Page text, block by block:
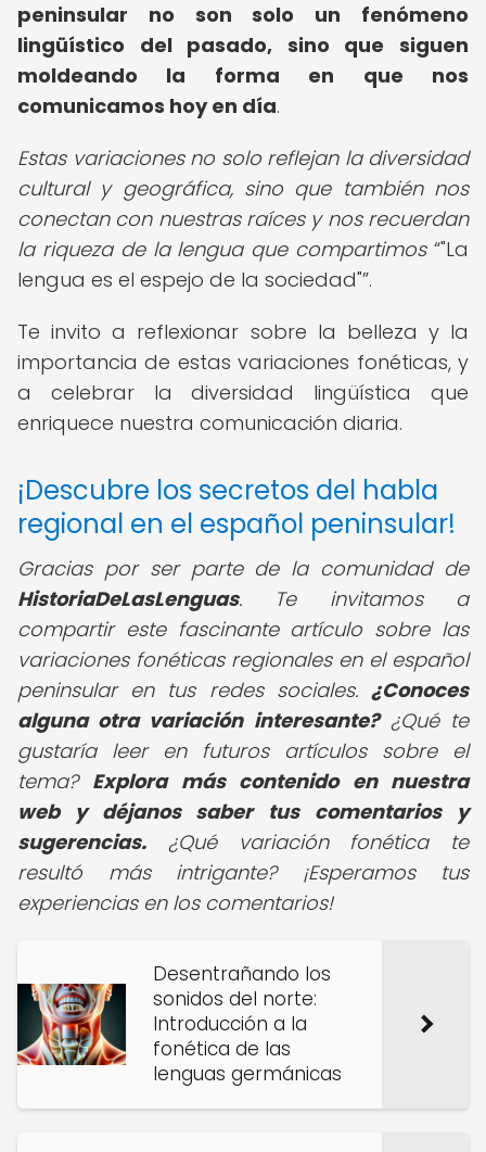
peninsular no son solo un fenómeno
lingüístico del pasado, sino que siguen
moldeando la forma en que nos
comunicamos hoy en día.
Estas variaciones no solo reflejan la diversidad
cultural y geográfica, sino que también nos
conectan con nuestras raíces y nos recuerdan
la riqueza de la lengua que compartimos "La
lengua es el espejo de la sociedad" .
Te invito a reflexionar sobre la belleza y la
importancia de estas variaciones fonéticas, y
a celebrar la diversidad lingüística que
enriquece nuestra comunicación diaria.
¡Descubre los secretos del habla
regional en el español peninsular!
Gracias por ser parte de la comunidad de
HistoriaDeLasLenguas. Te invitamos a
compartir este fascinante artículo sobre las
variaciones fonéticas regionales en el español
peninsular en tus redes sociales. ¿Conoces
alguna otra variación interesante?¿Qué te
gustaría leer en futuros artículos sobre el
tema? Explora más contenido en nuestra
web y déjanos saber tus comentarios y
sugerencias. ¿Qué variación fonética te
resultó más intrigante? ¡Esperamos tus
experiencias en los comentarios!
Desentrañando los
sonidos del norte:
Introducción a la
fonética de las
lenguas germánicas